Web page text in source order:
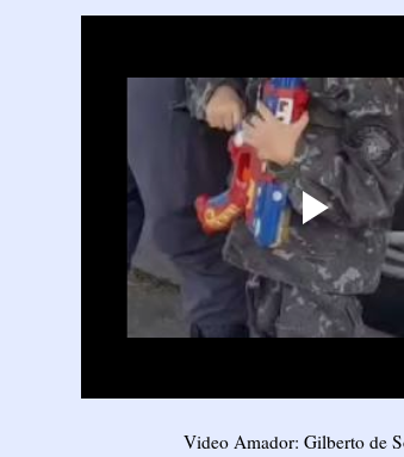
Video Amador: Gilberto de